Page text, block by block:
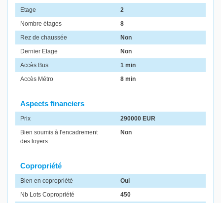
Etage
2
Nombre étages
8
Rez de chaussée
Non
Dernier Etage
Non
Accès Bus
1 min
Accès Métro
8 min
Aspects financiers
Prix
290000 EUR
Bien soumis à l'encadrement
des loyers
Non
Copropriété
Bien en copropriété
Oui
Nb Lots Copropriété
450